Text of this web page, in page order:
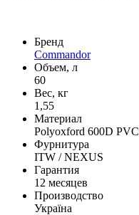
Бренд
Commandor
Объем, л
60
Вес, кг
1,55
Материал
Polyoxford 600D PVC
Фурнитура
ITW / NEXUS
Гарантия
12 месяцев
Производство
Україна